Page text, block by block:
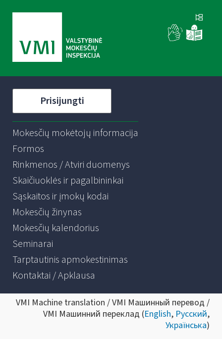
Prisijungti
Mokesčių mokėtojų informacija
Formos
Rinkmenos / Atviri duomenys
Skaičiuoklės ir pagalbininkai
Sąskaitos ir įmokų kodai
Mokesčių žinynas
Mokesčių kalendorius
Seminarai
Tarptautinis apmokestinimas
Kontaktai / Apklausa
VMI Machine translation / VMI Машинный перевод /
VMI Машинний переклад (English, Русский,
Українська)